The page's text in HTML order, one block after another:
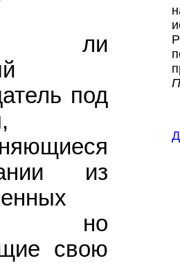
ли
под
из
но
свою